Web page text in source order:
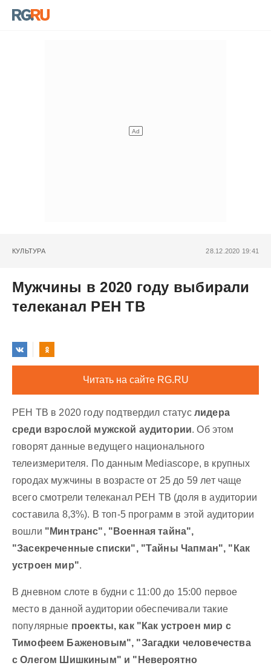
28.12.2020 19:41
КУЛЬТУРА
Мужчины в 2020 году выбирали
телеканал РЕН ТВ
Читать на сайте RG.RU
РЕН ТВ в 2020 году подтвердил статус лидера
среди взрослой мужской аудитории. Об этом
говорят данные ведущего национального
телеизмерителя. По данным Mediascope, в крупных
городах мужчины в возрасте от 25 до 59 лет чаще
всего смотрели телеканал РЕН ТВ (доля в аудитории
составила 8,3%). В топ-5 программ в этой аудитории
вошли "Минтранс", "Военная тайна",
"Засекреченные списки", "Тайны Чапман", "Как
устроен мир".
В дневном слоте в будни с 11:00 до 15:00 первое
место в данной аудитории обеспечивали такие
популярные проекты, как "Как устроен мир с
Тимофеем Баженовым", "Загадки человечества
с Олегом Шишкиным" и "Невероятно